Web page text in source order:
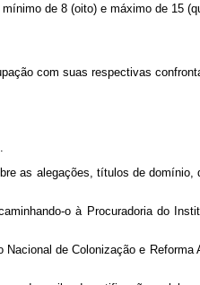
de 8 (oito) e máximo de 15
com suas respectivas
as alegações, títulos de domínio,
o à Procuradoria do
de Colonização e Reforma